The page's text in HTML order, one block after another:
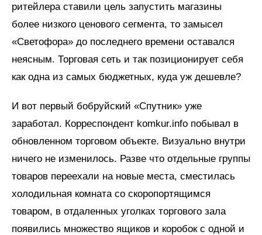
ритейлера ставили цель запустить магазины
более низкого ценового сегмента, то замысел
«Светофора» до последнего времени оставался
неясным. Торговая сеть и так позиционирует себя
как одна из самых бюджетных, куда уж дешевле?
И вот первый бобруйский «Спутник» уже
заработал. Корреспондент komkur.info побывал в
обновленном торговом объекте. Визуально внутри
ничего не изменилось. Разве что отдельные группы
товаров переехали на новые места, сместилась
холодильная комната со скоропортящимся
товаром, в отдаленных уголках торгового зала
появились множество ящиков и коробок с одной и